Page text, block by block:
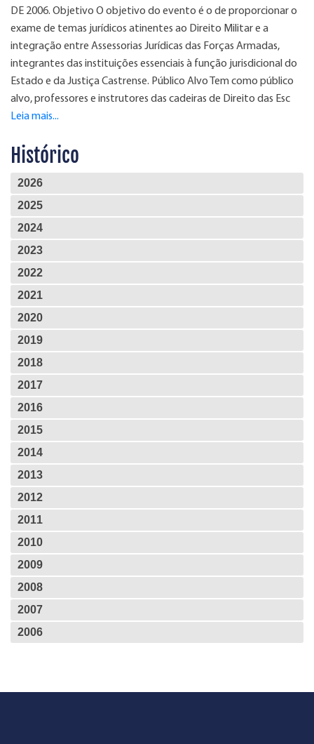
DE 2006. Objetivo O objetivo do evento é o de proporcionar o
exame de temas jurídicos atinentes ao Direito Militar e a
integração entre Assessorias Jurídicas das Forças Armadas,
integrantes das instituições essenciais à função jurisdicional do
Estado e da Justiça Castrense. Público Alvo Tem como público
alvo, professores e instrutores das cadeiras de Direito das Esc
Leia mais...
Histórico
2026
2025
2024
2023
2022
2021
2020
2019
2018
2017
2016
2015
2014
2013
2012
2011
2010
2009
2008
2007
2006